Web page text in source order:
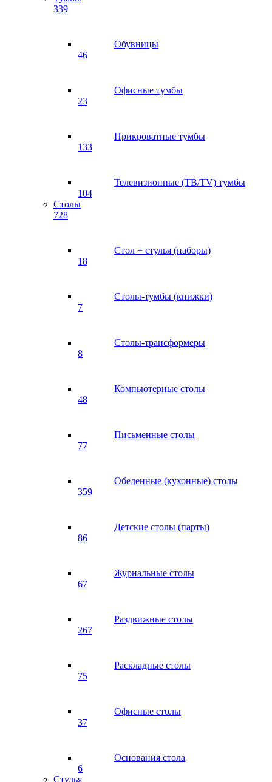
339
Обувницы
46
Офисные тумбы
23
Прикроватные тумбы
133
Телевизионные (ТВ/TV) тумбы
104
Столы
728
Стол + стулья (наборы)
18
Столы-тумбы (книжки)
7
Столы-трансформеры
8
Компьютерные столы
48
Письменные столы
77
Обеденные (кухонные) столы
359
Детские столы (парты)
86
Журнальные столы
67
Раздвижные столы
267
Раскладные столы
75
Офисные столы
37
Основания стола
6
Стулья